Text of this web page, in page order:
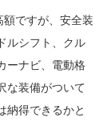
ですが、安全装
ルシフト、クル
ーナビ、電動格
な装備がついて
納得できるかと